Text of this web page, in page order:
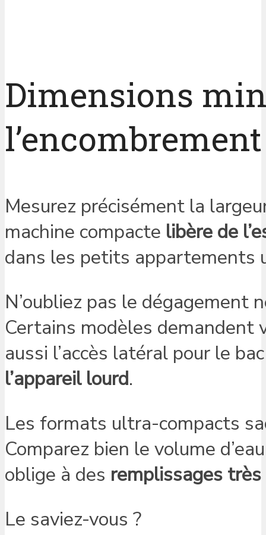
Dimensions
Mesurez précisément la
machine compacte libère de
dans les petits appartements
N’oubliez pas le dégagement
Certains modèles demandent
aussi l’accès latéral pour le
l’appareil lourd.
Les formats ultra-compacts
Comparez bien le volume
oblige à des remplissages
Le saviez-vous ?